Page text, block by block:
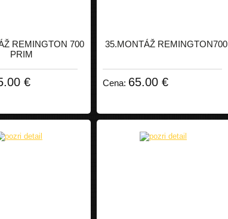
REMINGTON 700
PRIM
€
35.MONTÁŽ REMINGTON700
Cena: 65.00 €